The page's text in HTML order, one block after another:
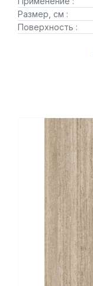
Размер, см :
Поверхность :